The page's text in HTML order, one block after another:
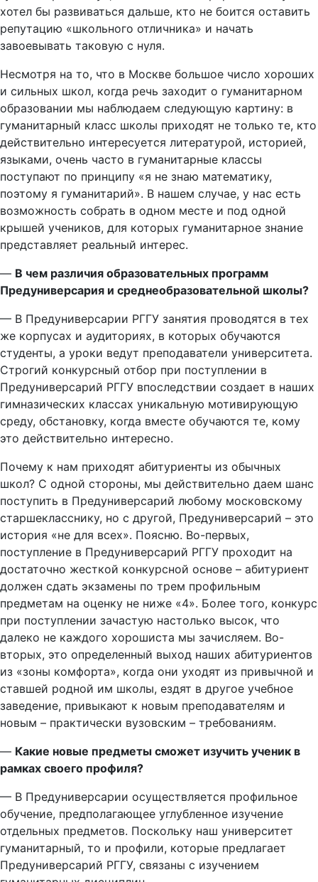
хотел бы развиваться дальше, кто не боится оставить
репутацию «школьного отличника» и начать
завоевывать таковую с нуля.
Несмотря на то, что в Москве большое число хороших
и сильных школ, когда речь заходит о гуманитарном
образовании мы наблюдаем следующую картину: в
гуманитарный класс школы приходят не только те, кто
действительно интересуется литературой, историей,
языками, очень часто в гуманитарные классы
поступают по принципу «я не знаю математику,
поэтому я гуманитарий». В нашем случае, у нас есть
возможность собрать в одном месте и под одной
крышей учеников, для которых гуманитарное знание
представляет реальный интерес.
— В чем различия образовательных программ
Предуниверсария и среднеобразовательной школы?
— В Предуниверсарии РГГУ занятия проводятся в тех
же корпусах и аудиториях, в которых обучаются
студенты, а уроки ведут преподаватели университета.
Строгий конкурсный отбор при поступлении в
Предуниверсарий РГГУ впоследствии создает в наших
гимназических классах уникальную мотивирующую
среду, обстановку, когда вместе обучаются те, кому
это действительно интересно.
Почему к нам приходят абитуриенты из обычных
школ? С одной стороны, мы действительно даем шанс
поступить в Предуниверсарий любому московскому
старшекласснику, но с другой, Предуниверсарий – это
история «не для всех». Поясню. Во-первых,
поступление в Предуниверсарий РГГУ проходит на
достаточно жесткой конкурсной основе – абитуриент
должен сдать экзамены по трем профильным
предметам на оценку не ниже «4». Более того, конкурс
при поступлении зачастую настолько высок, что
далеко не каждого хорошиста мы зачисляем. Во-
вторых, это определенный выход наших абитуриентов
из «зоны комфорта», когда они уходят из привычной и
ставшей родной им школы, ездят в другое учебное
заведение, привыкают к новым преподавателям и
новым – практически вузовским – требованиям.
— Какие новые предметы сможет изучить ученик в
рамках своего профиля?
— В Предуниверсарии осуществляется профильное
обучение, предполагающее углубленное изучение
отдельных предметов. Поскольку наш университет
гуманитарный, то и профили, которые предлагает
Предуниверсарий РГГУ, связаны с изучением